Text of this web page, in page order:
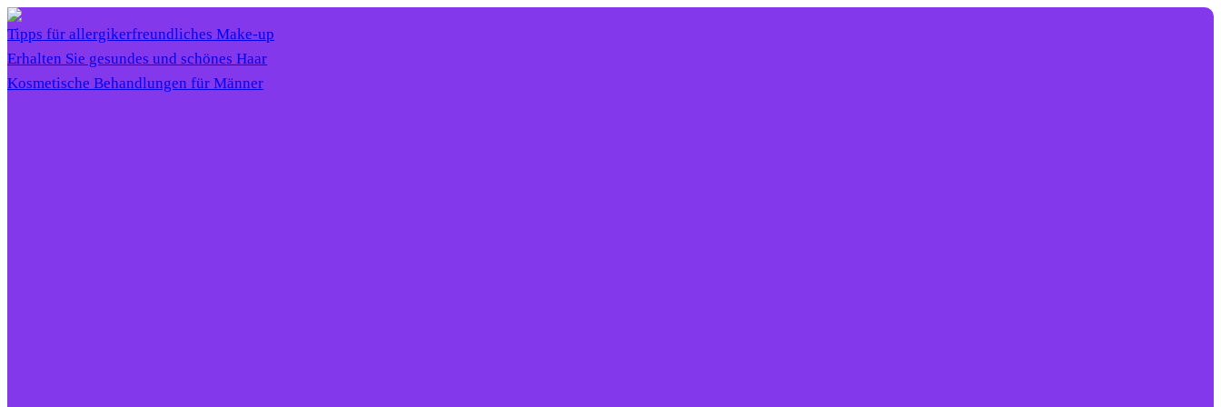
Tipps für allergikerfreundliches Make-up
Erhalten Sie gesundes und schönes Haar
Kosmetische Behandlungen für Männer